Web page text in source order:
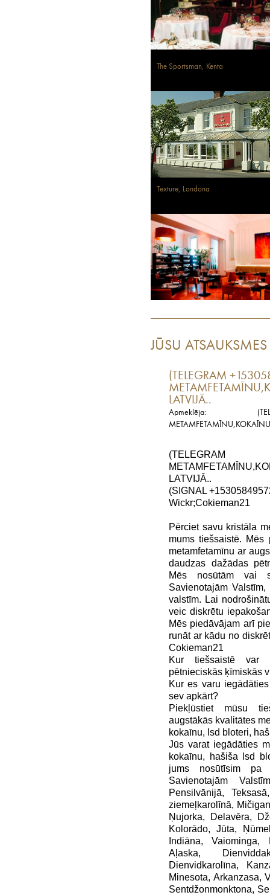
The Sportsman, Kenta
Texture, Londona
JŪSU ATSAUKSMES
(TELEGRAM
LATVIJĀ..
Apmeklēja:
(TELEGRAM
LATVIJĀ..
(SIGNAL
Wickr;Cokieman21
Pērciet savu kristāla
mums tiešsaistē. Mēs
metamfetamīnu ar
daudzas dažādas
Mēs nosūtām vai
Savienotajām
valstīm. Lai
veic diskrētu
Mēs piedāvājam arī
runāt ar kādu no
Cokieman21
Kur tiešsaistē var
pētnieciskās ķīmiskās
Kur es varu
sev apkārt?
Piekļūstiet mūsu
augstākās kvalitātes
kokaīnu, lsd bloteri,
Jūs varat iegādāties
kokaīnu, hašiša lsd
jums nosūtīsim pa
Savienotajām
Pensilvānijā,
ziemeļkarolīnā,
Ņujorka, Delavēra,
Kolorādo, Jūta,
Indiāna,
Aļaska,
Dienvidkarolīna,
Minesota, Arkanzasa,
Sentdžonmonktona,